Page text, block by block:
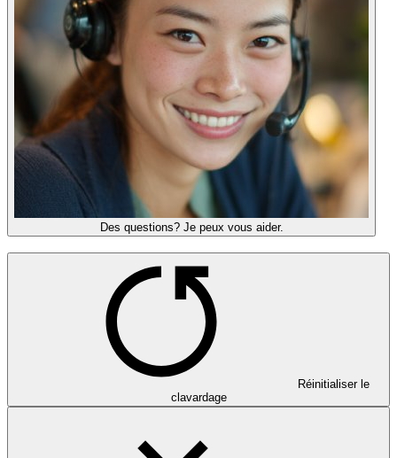
Des questions? Je peux vous aider.
Réinitialiser le
clavardage